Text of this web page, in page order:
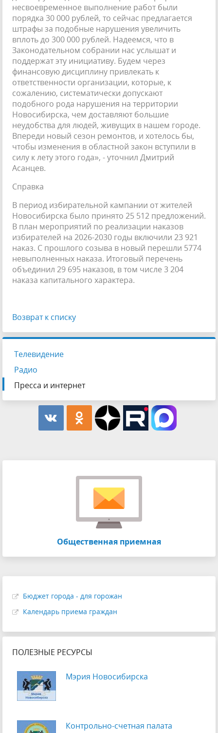
несвоевременное выполнение работ были
порядка 30 000 рублей, то сейчас предлагается
штрафы за подобные нарушения увеличить
вплоть до 300 000 рублей. Надеемся, что в
Законодательном собрании нас услышат и
поддержат эту инициативу. Будем через
финансовую дисциплину привлекать к
ответственности организации, которые, к
сожалению, систематически допускают
подобного рода нарушения на территории
Новосибирска, чем доставляют большие
неудобства для людей, живущих в нашем городе.
Впереди новый сезон ремонтов, и хотелось бы,
чтобы изменения в областной закон вступили в
силу к лету этого года», - уточнил Дмитрий
Асанцев.
Справка
В период избирательной кампании от жителей
Новосибирска было принято 25 512 предложений.
В план мероприятий по реализации наказов
избирателей на 2026-2030 годы включили 23 921
наказ. С прошлого созыва в новый перешли 5774
невыполненных наказа. Итоговый перечень
объединил 29 695 наказов, в том числе 3 204
наказа капитального характера.
Возврат к списку
Телевидение
Радио
Пресса и интернет
Общественная приемная
Бюджет города - для горожан
Календарь приема граждан
ПОЛЕЗНЫЕ РЕСУРСЫ
Мэрия Новосибирска
Контрольно-счетная палата